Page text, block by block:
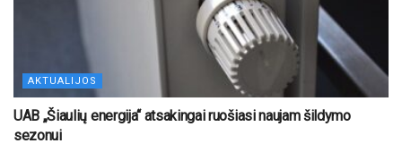
AKTUALIJOS
UAB „Šiaulių energija“ atsakingai ruošiasi naujam šildymo
sezonui